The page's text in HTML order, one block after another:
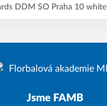
DDM SO Praha 10 white
Jsme FAMB